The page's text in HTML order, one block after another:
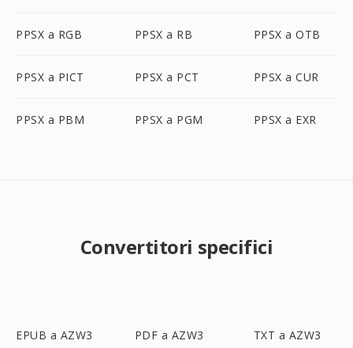
PPSX a RGB PPSX a RB PPSX a OTB
PPSX a PICT PPSX a PCT PPSX a CUR
PPSX a PBM PPSX a PGM PPSX a EXR
Convertitori specifici
EPUB a AZW3 PDF a AZW3 TXT a AZW3